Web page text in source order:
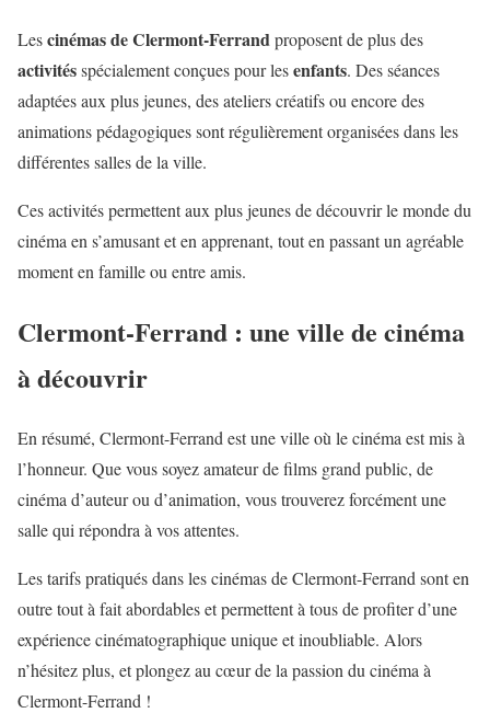
Lescinémas de Clermont-Ferrandproposent de plus des
activitésspécialement conçues pour lesenfants. Des séances
adaptées aux plus jeunes, des ateliers créatifs ou encore des
animations pédagogiques sont régulièrement organisées dans les
différentes salles de la ville.
Ces activités permettent aux plus jeunes de découvrir le monde du
cinéma en s’amusant et en apprenant, tout en passant un agréable
moment en famille ou entre amis.
Clermont-Ferrand : une ville de cinéma
à découvrir
En résumé, Clermont-Ferrand est une ville où le cinéma est mis à
l’honneur. Que vous soyez amateur de films grand public, de
cinéma d’auteur ou d’animation, vous trouverez forcément une
salle qui répondra à vos attentes.
Les tarifs pratiqués dans les cinémas de Clermont-Ferrand sont en
outre tout à fait abordables et permettent à tous de profiter d’une
expérience cinématographique unique et inoubliable. Alors
n’hésitez plus, et plongez au cœur de la passion du cinéma à
Clermont-Ferrand !